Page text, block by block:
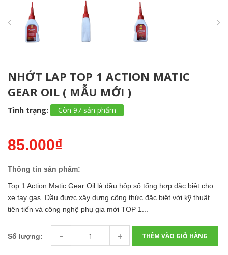
NHỚT LAP TOP 1 ACTION MATIC
GEAR OIL ( MẪU MỚI )
Tình trạng: Còn 97 sản phẩm
85.000₫
Thông tin sản phẩm:
Top 1 Action Matic Gear Oil là dầu hộp số tổng hợp đặc biệt cho
xe tay gas. Dầu được xây dựng công thức đặc biệt với kỹ thuật
tiên tiến và công nghệ phụ gia mới TOP 1...
Số lượng: - + THÊM VÀO GIỎ HÀNG